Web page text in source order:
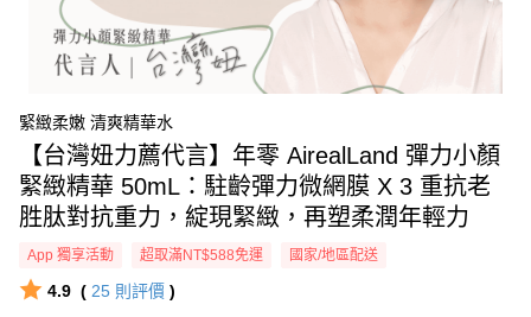
緊緻柔嫩 清爽精華水
【台灣妞力薦代言】年零 AirealLand 彈力小顏
緊緻精華 50mL：駐齡彈力微網膜 X 3 重抗老
胜肽對抗重力，綻現緊緻，再塑柔潤年輕力
App 獨享活動 超取滿NT$588免運 國家/地區配送
4.9 ( 25 則評價 )